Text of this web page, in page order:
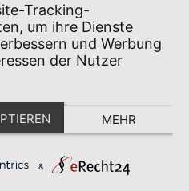
Tracking-
um ihre Dienste
und Werbung
der Nutzer
MEHR
&